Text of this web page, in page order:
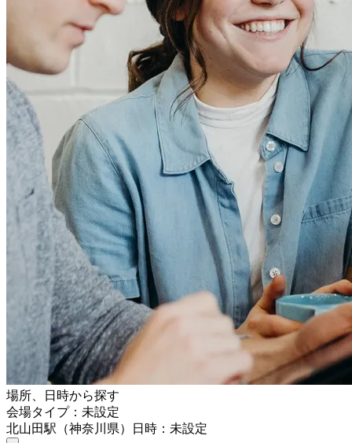
場所、日時から探す
会場タイプ：未設定
北山田駅（神奈川県）
日時：未設定